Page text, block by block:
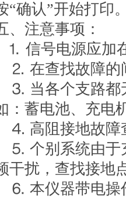
“确认”开始打印
、注意事项：
⒈ 信号电源应加
⒉ 在查找故障的
⒊ 当各个支路都
：蓄电池、充电
⒋ 高阻接地故障
⒌ 个别系统由于
干扰，查找接地
⒍ 本仪器带电操